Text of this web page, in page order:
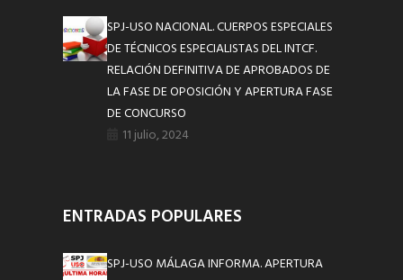
SPJ-USO NACIONAL. CUERPOS ESPECIALES
DE TÉCNICOS ESPECIALISTAS DEL INTCF.
RELACIÓN DEFINITIVA DE APROBADOS DE
LA FASE DE OPOSICIÓN Y APERTURA FASE
DE CONCURSO
11 julio, 2024
ENTRADAS POPULARES
SPJ-USO MÁLAGA INFORMA. APERTURA